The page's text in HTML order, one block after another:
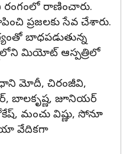
రంగంలో రాణించారు.
ప్రజలకు సేవ చేశారు.
బాధపడుతున్న
మియోట్ ఆస్పత్రిలో
మోదీ, చిరంజీవి,
బాలకృష్ణ, జూనియర్
మంచు విష్ణు, సోనూ
వేదికగా